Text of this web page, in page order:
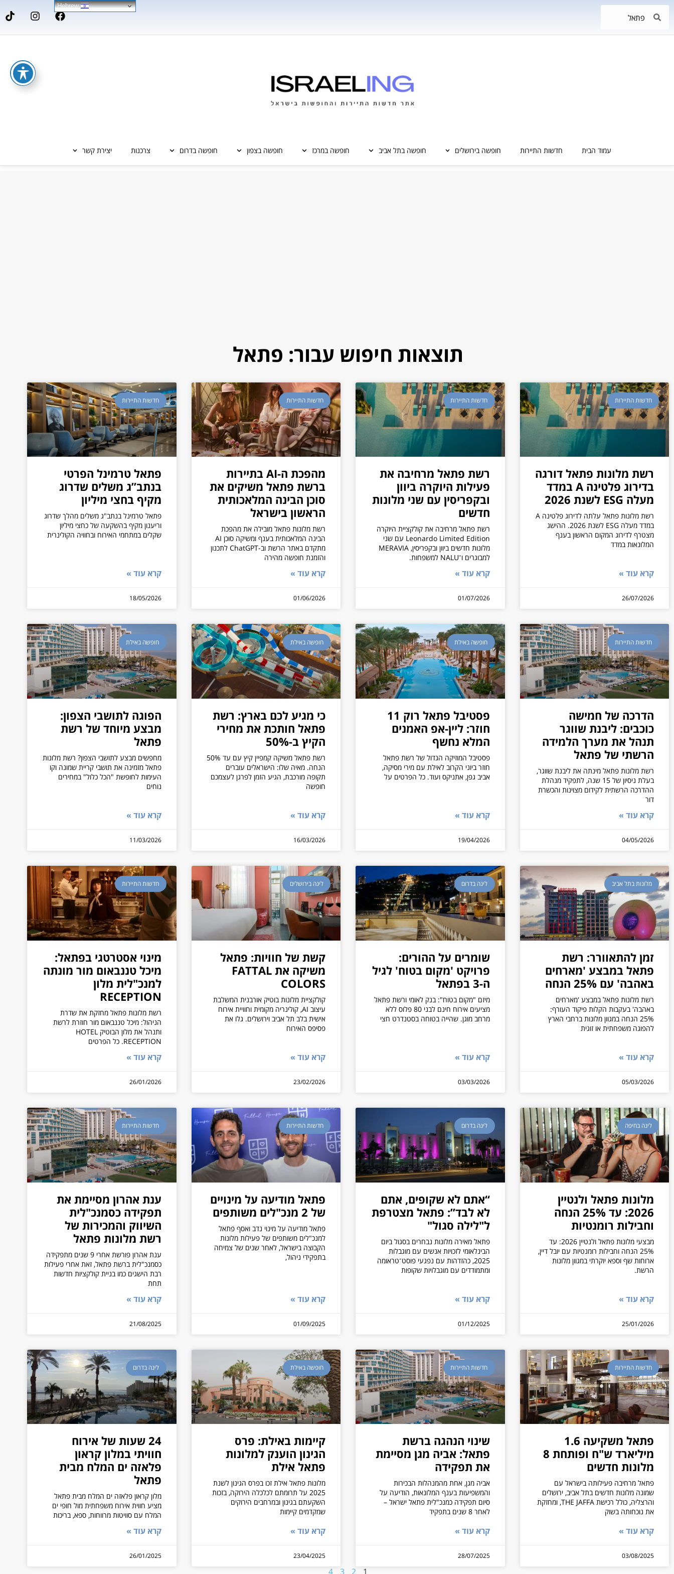
עמוד הבית חדשות התיירות חופשה בירושלים חופשה בתל אביב חופשה במרכז חופשה בצפון חופשה בדרום צרכנות יצירת קשר
תוצאות חיפוש עבור: פתאל
חדשות התיירות
רשת מלונות פתאל דורגה
בדירוג פלטינה A במדד
מעלה ESG לשנת 2026
רשת מלונות פתאל עלתה לדירוג פלטינה A
במדד מעלה ESG לשנת 2026. ההישג
מצטרף לדירוג המקום הראשון בענף
המלונאות במדד
קרא עוד »
26/07/2026
חדשות התיירות
רשת פתאל מרחיבה את
פעילות היוקרה ביוון
ובקפריסין עם שני מלונות
חדשים
רשת פתאל מרחיבה את קולקציית היוקרה
Leonardo Limited Edition עם שני
מלונות חדשים ביוון ובקפריסין, MERAVIA
למבוגרים ו־NALU למשפחות.
קרא עוד »
01/07/2026
חדשות התיירות
מהפכת ה-AI בתיירות
ברשת פתאל משיקים את
סוכן הבינה המלאכותית
הראשון בישראל
רשת מלונות פתאל מובילה את מהפכת
הבינה המלאכותית בענף ומשיקה סוכן AI
מתקדם באתר הרשת וב-ChatGPT לתכנון
והזמנת חופשה מהירה
קרא עוד »
01/06/2026
חדשות התיירות
פתאל טרמינל הפרטי
בנתב”ג משלים שדרוג
מקיף בחצי מיליון
פתאל טרמינל בנתב"ג משלים מהלך שדרוג
וריענון מקיף בהשקעה של כחצי מיליון
שקלים במתחמי האירוח ובחוויה הקולינרית
קרא עוד »
18/05/2026
חדשות התיירות
הדרכה של חמישה
כוכבים: ליבנת שווגר
תנהל את מערך הלמידה
הרשתי של פתאל
רשת מלונות פתאל מינתה את ליבנת שווגר,
בעלת ניסיון של 15 שנה, לתפקיד מנהלת
ההדרכה הרשתית לקידום מצוינות והכשרת
דור
קרא עוד »
04/05/2026
חופשה באילת
פסטיבל פתאל רוק 11
חוזר: ליין-אפ האמנים
המלא נחשף
פסטיבל המוזיקה הגדול של רשת פתאל
חוזר ביוני הקרוב לאילת עם מירי מסיקה,
אביב גפן, אתניקס ועוד. כל הפרטים על
קרא עוד »
19/04/2026
חופשה באילת
כי מגיע לכם בארץ: רשת
פתאל חותכת את מחירי
הקיץ ב-50%
רשת פתאל משיקה קמפיין קיץ עם עד 50%
הנחה. מאיה שלו: הישראלים עוברים
תקופה מורכבת, הגיע הזמן לפרגן לעצמכם
חופשה
קרא עוד »
16/03/2026
חופשה באילת
הפוגה לתושבי הצפון:
מבצע מיוחד של רשת
פתאל
מחפשים מבצע לתושבי הצפון? רשת מלונות
פתאל מזמינה את תושבי קריית שמונה וקו
העימות לחופשת "הכל כלול" במחירים
נוחים
קרא עוד »
11/03/2026
מלונות בתל אביב
זמן להתאוורר: רשת
פתאל במבצע 'מארחים
באהבה' עם 25% הנחה
רשת מלונות פתאל במבצע 'מארחים
באהבה' בעקבות הקלות פיקוד העורף:
25% הנחה במגוון מלונות ברחבי הארץ
להפוגה משפחתית או זוגית
קרא עוד »
05/03/2026
לינה בדרום
שומרים על ההורים:
פרויקט 'מקום בטוח' לגיל
ה-3 בפתאל
מיזם "מקום בטוח": בנק לאומי ורשת פתאל
מציעים אירוח חינם לבני 80 פלוס ללא
מרחב מוגן. שהייה בטוחה בסטנדרט חצי
קרא עוד »
03/03/2026
לינה בירושלים
קשת של חוויות: פתאל
משיקה את FATTAL
COLORS
קולקציית מלונות בוטיק אורבנית המשלבת
עיצוב AI, קולינריה מקומית וחוויית אירוח
אישית בלב תל אביב וירושלים. גלו את
פסיפס האירוח
קרא עוד »
23/02/2026
חדשות התיירות
מינוי אסטרטגי בפתאל:
מיכל טננבאום מור מונתה
למנכ"לית מלון
RECEPTION
רשת מלונות פתאל מחזקת את שדרת
הניהול: מיכל טננבאום מור חוזרת לרשת
ותנהל את מלון הבוטיק HOTEL
RECEPTION. כל הפרטים
קרא עוד »
26/01/2026
לינה בחיפה
מלונות פתאל ולנטיין
2026: עד 25% הנחה
וחבילות רומנטיות
מבצעי מלונות פתאל ולנטיין 2026: עד
25% הנחה וחבילות רומנטיות עם יובל דיין,
ארוחות שף וספא יוקרתי במגוון מלונות
הרשת.
קרא עוד »
25/01/2026
לינה בדרום
“אתם לא שקופים, אתם
לא לבד”: פתאל מצטרפת
ל"לילה סגול"
פתאל מאירה מלונות נבחרים בסגול ביום
הבינלאומי לזכויות אנשים עם מוגבלות
2025, כהזדהות עם נפגעי פוסט־טראומה
ומתמודדים עם מוגבלויות שקופות
קרא עוד »
01/12/2025
חדשות התיירות
פתאל מודיעה על מינויים
של 2 מנכ"לים משותפים
פתאל מודיעה על מינוי נדב ואסף פתאל
למנכ"לים משותפים של פעילות מלונות
הקבוצה בישראל, לאחר שנים של צמיחה
בתפקידי ניהול,
קרא עוד »
01/09/2025
חדשות התיירות
ענת אהרון מסיימת את
תפקידה כסמנכ"לית
השיווק והמכירות של
רשת מלונות פתאל
ענת אהרון פורשת אחרי 9 שנים מתפקידה
כסמנכ"לית ברשת פתאל, זאת אחרי פעילות
רבת הישגים כמו בניית קולקציות חדשות
תחת
קרא עוד »
21/08/2025
חדשות התיירות
פתאל משקיעה 1.6
מיליארד ש"ח ופותחת 8
מלונות חדשים
פתאל מרחיבה פעילותה בישראל עם
שמונה מלונות חדשים בתל אביב, ירושלים
והרצליה, כולל רכישת THE JAFFA, ומחזקת
את נוכחותה בשוק
קרא עוד »
03/08/2025
חדשות התיירות
שינוי הנהגה ברשת
פתאל: אביה מגן מסיימת
את תפקידה
אביה מגן, אחת מהמנהלות הבכירות
והמשפיעות בענף המלונאות, הודיעה על
סיום תפקידה כמנכ"לית פתאל ישראל –
לאחר 8 שנים בתפקיד
קרא עוד »
28/07/2025
חופשה באילת
קיימות באילת: פרס
הגינון הוענק למלונות
פתאל אילת
מלונות פתאל אילת זכו בפרס הגינון לשנת
2025 על תרומתם לכלכלה הירוקה, בזכות
השקעתם בגינון ובמרחבים הירוקים
שמקדמים קיימות
קרא עוד »
23/04/2025
לינה בדרום
24 שעות של אירוח
חוויתי במלון קראון
פלאזה ים המלח מבית
פתאל
מלון קראון פלאזה ים המלח מבית פתאל
מציע חווית אירוח משפחתית מול חופי ים
המלח עם סוויטות מרווחות, ספא, בריכות
קרא עוד »
26/01/2025
1
2
3
4
Hebrew